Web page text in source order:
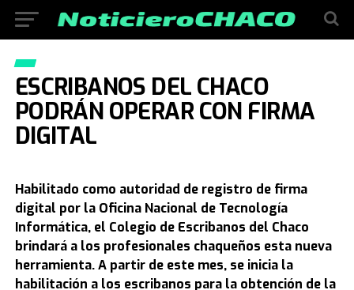
ESCRIBANOS DEL CHACO
PODRÁN OPERAR CON FIRMA
DIGITAL
Habilitado como autoridad de registro de firma
digital por la Oficina Nacional de Tecnología
Informática, el Colegio de Escribanos del Chaco
brindará a los profesionales chaqueños esta nueva
herramienta. A partir de este mes, se inicia la
habilitación a los escribanos para la obtención de la